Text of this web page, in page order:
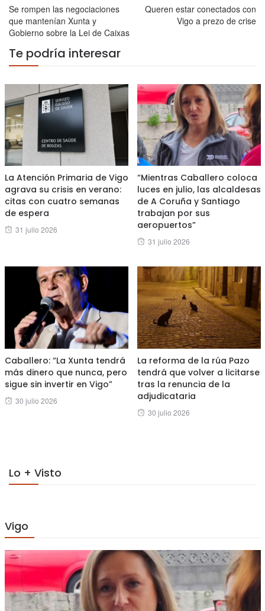
Se rompen las negociaciones
que mantenían Xunta y
Gobierno sobre la Lei de Caixas
Queren estar conectados con
Vigo a prezo de crise
Te podría interesar
La Atención Primaria de Vigo
agrava su crisis en verano:
citas con cuatro semanas
de espera
Posted
31 julio 2026
“Mientras Caballero coloca
luces en julio, las alcaldesas
de A Coruña y Santiago
trabajan por sus
aeropuertos”
Posted
31 julio 2026
Caballero: “La Xunta tendrá
más dinero que nunca, pero
sigue sin invertir en Vigo”
Posted
30 julio 2026
La reforma de la rúa Pazo
tendrá que volver a licitarse
tras la renuncia de la
adjudicataria
Posted
30 julio 2026
Lo + Visto
Vigo